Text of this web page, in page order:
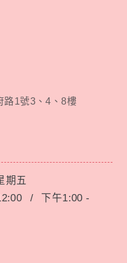
路1號3、4、8樓
期五
/
下午1:00 -